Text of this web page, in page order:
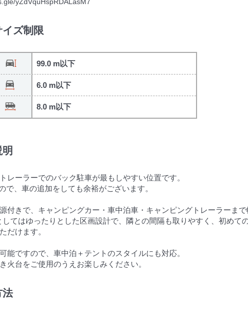
イズ制限
99.0 m以下
6.0 m以下
8.0 m以下
レーラーでのバック駐車が最もしやすい位置です。
で、車の追加をしても余裕がございます。
付きで、キャンピングカー・車中泊車・キャンピングトレーラーまで
してはゆったりとした区画設計で、隣との間隔も取りやすく、初めて
だけます。
能ですので、車中泊＋テントのスタイルにも対応。
火台をご使用のうえお楽しみください。
法